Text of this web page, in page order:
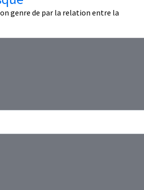
genre de par la relation entre la